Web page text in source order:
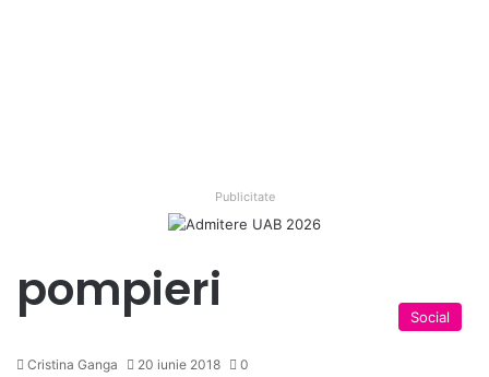
Publicitate
pompieri Social
Cristina Ganga 20 iunie 2018 0